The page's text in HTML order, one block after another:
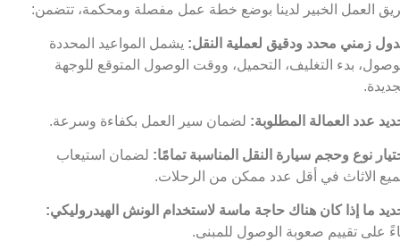
العمل الخبير لدينا بوضع خطة عمل مفصلة ومحكمة، تتضمن:
زمني محدد ودقيق لعملية النقل: يشمل المواعيد المحددة
بدء التغليف، التحميل، ووقت الوصول المتوقع للوجهة
عدد العمالة المطلوبة: لضمان سير العمل بكفاءة وسرعة.
نوع وحجم سيارة النقل المناسبة تمامًا: لضمان استيعاب
الاثاث في أقل عدد ممكن من الرحلات.
ما إذا كان هناك حاجة ماسة لاستخدام الونش الهيدروليكي:
على تقييم صعوبة الوصول للمبنى.